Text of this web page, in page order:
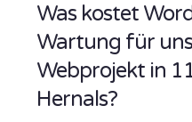
Was kostet
Wartung für
Webprojekt in
Hernals?